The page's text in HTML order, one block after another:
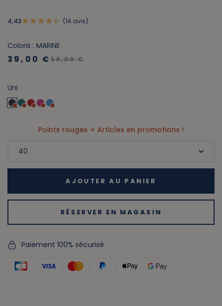
4,43 (14 avis)
Coloris : MARINE
39,00 €58,00 €
Uni
Points rouges = Articles en promotions !
AJOUTER AU PANIER
RÉSERVER EN MAGASIN
Paiement 100% sécurisé